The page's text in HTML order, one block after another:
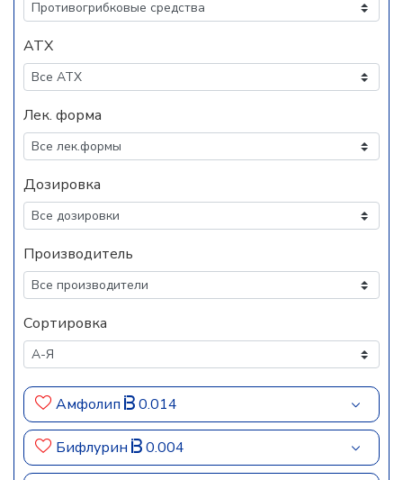
АТХ
Лек. форма
Дозировка
Производитель
Сортировка
Амфолип 0.014
Бифлурин 0.004